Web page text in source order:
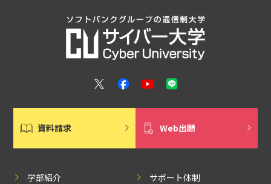
資料請求 Web出願
学部紹介
サポート体制